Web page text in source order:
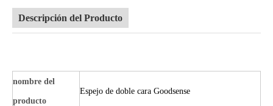
Descripción del Producto
nombre del
producto
Espejo de doble cara Goodsense